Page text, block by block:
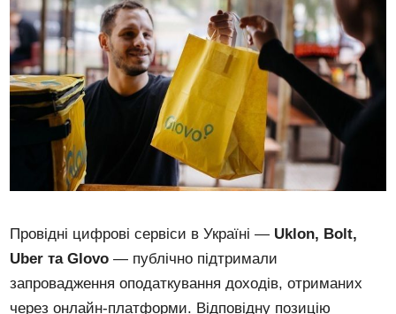
Провідні цифрові сервіси в Україні — Uklon, Bolt,
Uber та Glovo — публічно підтримали
запровадження оподаткування доходів, отриманих
через онлайн-платформи. Відповідну позицію